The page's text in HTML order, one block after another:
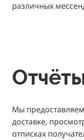
различных
Мы
доставке,
отписках